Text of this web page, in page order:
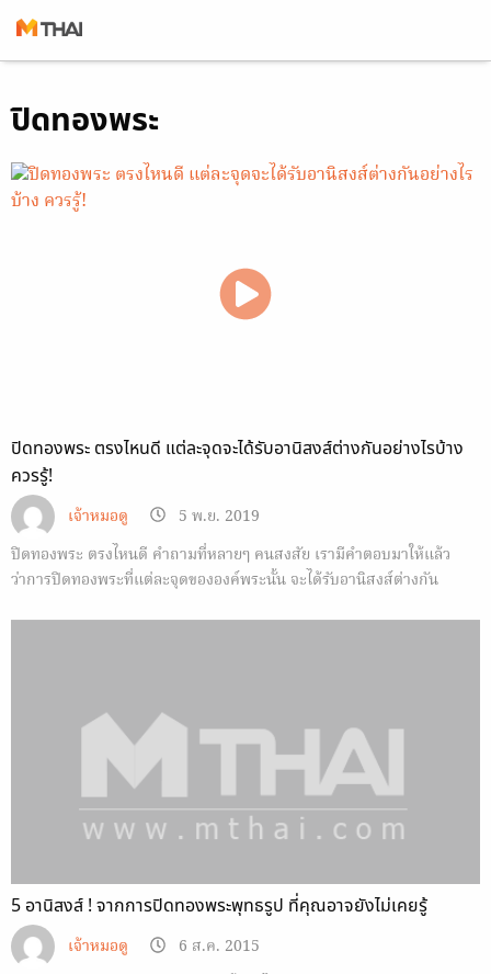
toปิดทองพระ
ปิดทองพระ ตรงไหนดี แต่ละจุดจะได้รับอานิสงส์ต่างกันอย่างไรบ้าง
ควรรู้!
เจ้าหมอดู
5 พ.ย. 2019
ปิดทองพระ ตรงไหนดี คำถามที่หลายๆ คนสงสัย เรามีคำตอบมาให้แล้ว
ว่าการปิดทองพระที่แต่ละจุดขององค์พระนั้น จะได้รับอานิสงส์ต่างกัน
5 อานิสงส์ ! จากการปิดทองพระพุทธรูป ที่คุณอาจยังไม่เคยรู้
เจ้าหมอดู
6 ส.ค. 2015